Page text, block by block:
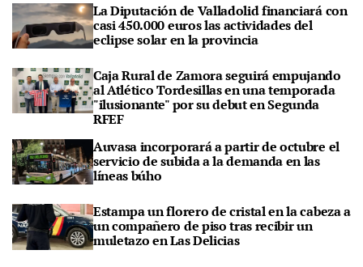
La Diputación de Valladolid financiará con
casi 450.000 euros las actividades del
eclipse solar en la provincia
Caja Rural de Zamora seguirá empujando
al Atlético Tordesillas en una temporada
"ilusionante" por su debut en Segunda
RFEF
Auvasa incorporará a partir de octubre el
servicio de subida a la demanda en las
líneas búho
Estampa un florero de cristal en la cabeza a
un compañero de piso tras recibir un
muletazo en Las Delicias